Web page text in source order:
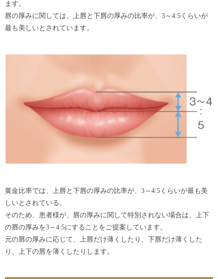
ます。
唇の厚みに関しては、上唇と下唇の厚みの比率が、3～4:5くらいが
最も美しいとされています。
黄金比率では、上唇と下唇の厚みの比率が、3～4:5くらいが最も美
しいとされている。
そのため、患者様が、唇の厚みに関して特別されない場合は、上下
の唇の厚みを3～4:5にすることをご提案しています。
元の唇の厚みに応じて、上唇だけ薄くしたり、下唇だけ薄くした
り、上下の唇を薄くしたりします。